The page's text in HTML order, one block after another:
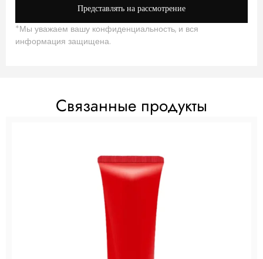
Представлять на рассмотрение
*Мы уважаем вашу конфиденциальность, и вся
информация защищена.
Связанные продукты